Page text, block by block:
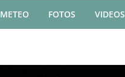
METEO FOTOS VIDEOS